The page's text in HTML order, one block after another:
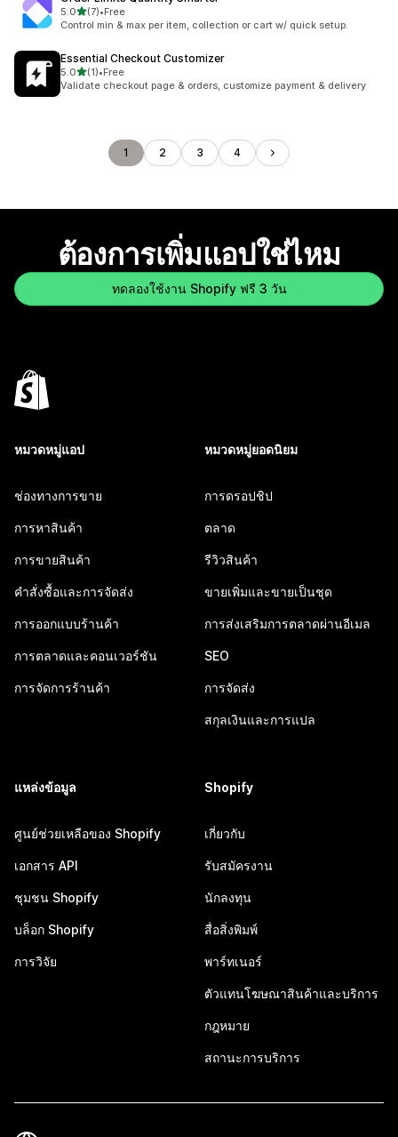
5.0เต็ม 5 ดาว
(7)
ทั้งหมด 7 รีวิว
•Free
Control min & max per item, collection or cart w/ quick setup.
Essential Checkout Customizer
5.0เต็ม 5 ดาว
(1)
ทั้งหมด 1 รีวิว
•Free
Validate checkout page & orders, customize payment & delivery
1 2 3 4
ต้องการเพิ่มแอปใช่ไหม
ทดลองใช้งาน Shopify ฟรี 3 วัน
หมวดหมู่แอป
ช่องทางการขาย
การหาสินค้า
การขายสินค้า
คำสั่งซื้อและการจัดส่ง
การออกแบบร้านค้า
การตลาดและคอนเวอร์ชัน
การจัดการร้านค้า
หมวดหมู่ยอดนิยม
การดรอปชิป
ตลาด
รีวิวสินค้า
ขายเพิ่มและขายเป็นชุด
การส่งเสริมการตลาดผ่านอีเมล
SEO
การจัดส่ง
สกุลเงินและการแปล
แหล่งข้อมูล
ศูนย์ช่วยเหลือของ Shopify
เอกสาร API
ชุมชน Shopify
บล็อก Shopify
การวิจัย
Shopify
เกี่ยวกับ
รับสมัครงาน
นักลงทุน
สื่อสิ่งพิมพ์
พาร์ทเนอร์
ตัวแทนโฆษณาสินค้าและบริการ
กฎหมาย
สถานะการบริการ